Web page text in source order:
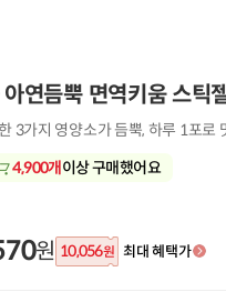
아연듬뿍 면역키움 스
3가지 영양소가 듬뿍, 하루 1포로
4,900개이상 구매했어요
원 10,056원 최대 혜택가